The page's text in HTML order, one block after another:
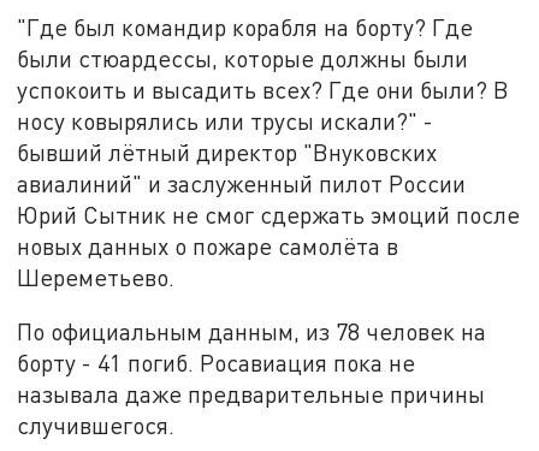
"Где был командир корабля на борту? Где
были стюардессы, которые должны были
успокоить и высадить всех? Где они были? В
носу ковырялись или трусы искали?" -
бывший лётный директор "Внуковских
авиалиний" и заслуженный пилот России
Юрий Сытник не смог сдержать эмоций после
новых данных о пожаре самолёта в
Шереметьево.
По официальным данным, из 78 человек на
борту - 41 погиб. Росавиация пока не
называла даже предварительные причины
случившегося.